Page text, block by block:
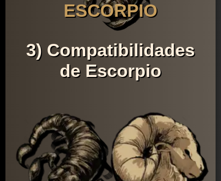
ESCORPIO
3) Compatibilidades
de Escorpio